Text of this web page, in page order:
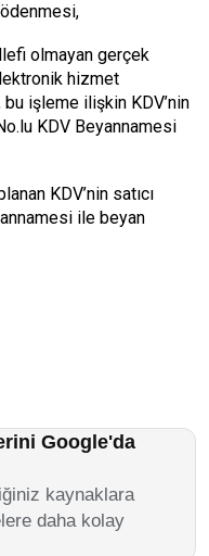
olmayan gerçek
hizmet
bu işleme ilişkin KDV’nin
KDV Beyannamesi
KDV’nin satıcı
ile beyan
Google'da
kaynaklara
daha kolay